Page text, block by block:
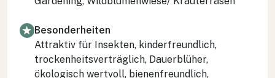
Besonderheiten
Attraktiv für Insekten, kinderfreundlich,
trockenheitsverträglich, Dauerblüher,
ökologisch wertvoll, bienenfreundlich,